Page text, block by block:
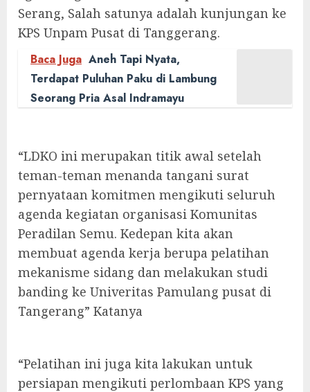
Serang, Salah satunya adalah kunjungan ke
KPS Unpam Pusat di Tanggerang.
Baca Juga Aneh Tapi Nyata,
Terdapat Puluhan Paku di Lambung
Seorang Pria Asal Indramayu
“LDKO ini merupakan titik awal setelah
teman-teman menanda tangani surat
pernyataan komitmen mengikuti seluruh
agenda kegiatan organisasi Komunitas
Peradilan Semu. Kedepan kita akan
membuat agenda kerja berupa pelatihan
mekanisme sidang dan melakukan studi
banding ke Univeritas Pamulang pusat di
Tangerang” Katanya
“Pelatihan ini juga kita lakukan untuk
persiapan mengikuti perlombaan KPS yang